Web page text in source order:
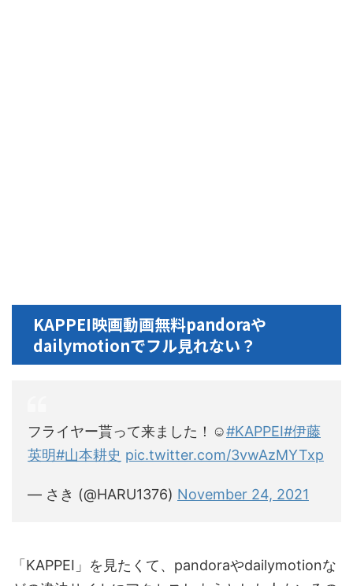
KAPPEI映画動画無料pandoraや
dailymotionでフル見れない？
フライヤー貰って来ました！☺️#KAPPEI#伊藤
英明#山本耕史 pic.twitter.com/3vwAzMYTxp
— さき (@HARU1376) November 24, 2021
「KAPPEI」を見たくて、pandoraやdailymotionな